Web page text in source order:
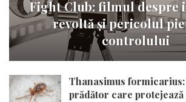
Fight Club: filmul despre
revoltă și pericolul
controlului
Thanasimus
prădător care